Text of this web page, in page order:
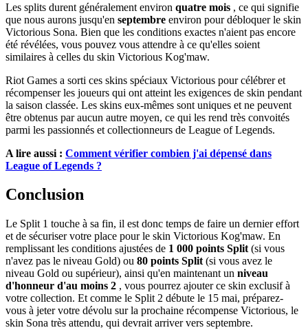
Les splits durent généralement environ quatre mois , ce qui signifie
que nous aurons jusqu'en septembre environ pour débloquer le skin
Victorious Sona. Bien que les conditions exactes n'aient pas encore
été révélées, vous pouvez vous attendre à ce qu'elles soient
similaires à celles du skin Victorious Kog'maw.
Riot Games a sorti ces skins spéciaux Victorious pour célébrer et
récompenser les joueurs qui ont atteint les exigences de skin pendant
la saison classée. Les skins eux-mêmes sont uniques et ne peuvent
être obtenus par aucun autre moyen, ce qui les rend très convoités
parmi les passionnés et collectionneurs de League of Legends.
A lire aussi : Comment vérifier combien j'ai dépensé dans
League of Legends ?
Conclusion
Le Split 1 touche à sa fin, il est donc temps de faire un dernier effort
et de sécuriser votre place pour le skin Victorious Kog'maw. En
remplissant les conditions ajustées de 1 000 points Split (si vous
n'avez pas le niveau Gold) ou 80 points Split (si vous avez le
niveau Gold ou supérieur), ainsi qu'en maintenant un niveau
d'honneur d'au moins 2 , vous pourrez ajouter ce skin exclusif à
votre collection. Et comme le Split 2 débute le 15 mai, préparez-
vous à jeter votre dévolu sur la prochaine récompense Victorious, le
skin Sona très attendu, qui devrait arriver vers septembre.